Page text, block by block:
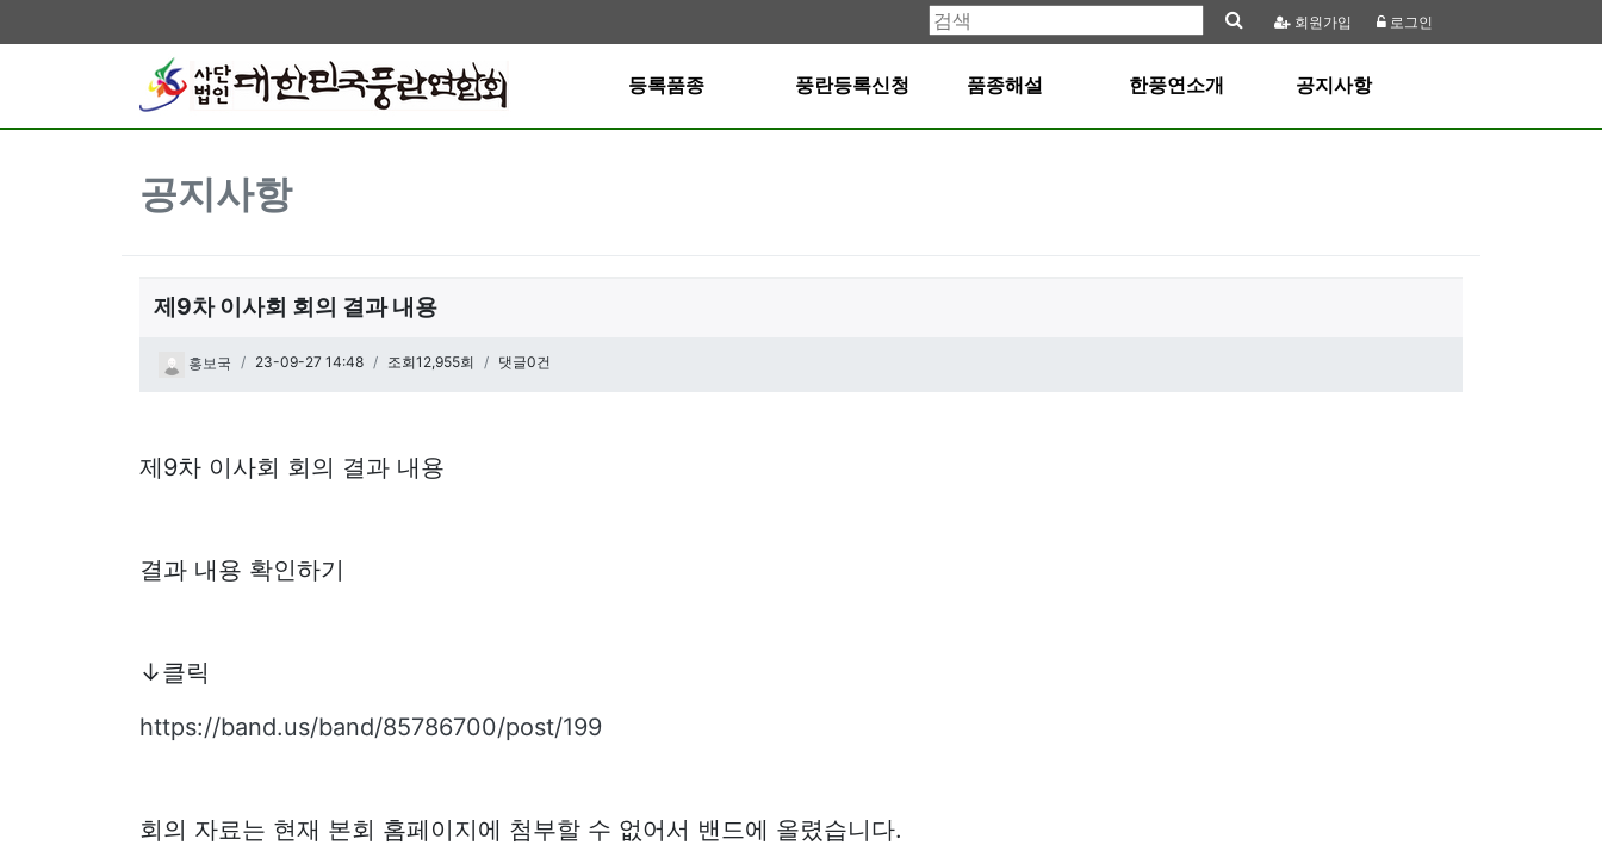
회원 가입 로그인
등록품종 풍란등록신청 품종해설 한풍연소개 공지사항
공지사항
제9차 이사회 회의 결과 내용
페이지 정보
홍보국 작성일
23-09-27 14:48 조회12,955회 댓글0건
본문
제9차 이사회 회의 결과 내용
결과 내용 확인하기
↓클릭
https://band.us/band/85786700/post/199
회의 자료는 현재 본회 홈페이지에 첨부할 수 없어서 밴드에 올렸습니다.